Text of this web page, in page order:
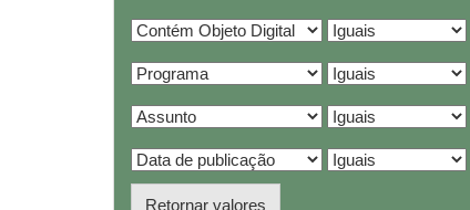
Retornar valores